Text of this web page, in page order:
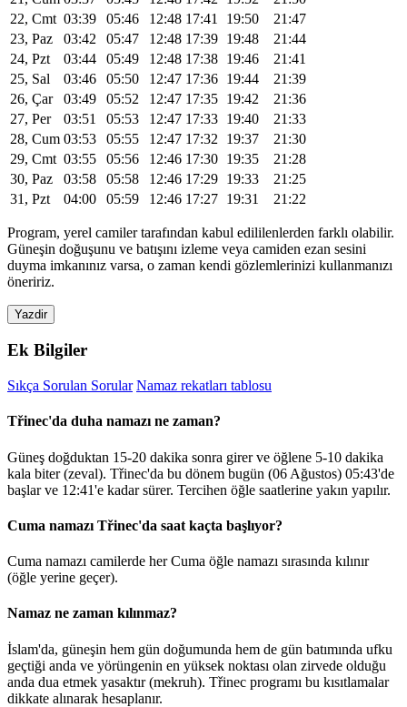
22, Cmt 03:39 05:46 12:48 17:41 19:50
21:47
23, Paz
03:42 05:47 12:48 17:39 19:48
21:44
24, Pzt
03:44 05:49 12:48 17:38 19:46
21:41
25, Sal
03:46 05:50 12:47 17:36 19:44
21:39
26, Çar
03:49 05:52 12:47 17:35 19:42
21:36
27, Per
03:51 05:53 12:47 17:33 19:40
21:33
28, Cum 03:53 05:55 12:47 17:32 19:37
21:30
29, Cmt 03:55 05:56 12:46 17:30 19:35
21:28
30, Paz
03:58 05:58 12:46 17:29 19:33
21:25
31, Pzt
04:00 05:59 12:46 17:27 19:31 21:22
Program, yerel camiler tarafından kabul edililenlerden farklı olabilir.
Güneşin doğuşunu ve batışını izleme veya camiden ezan sesini
duyma imkanınız varsa, o zaman kendi gözlemlerinizi kullanmanızı
öneririz.
Yazdir
Ek Bilgiler
Sıkça Sorulan Sorular Namaz rekatları tablosu
Třinec'da duha namazı ne zaman?
Güneş doğduktan 15-20 dakika sonra girer ve öğlene 5-10 dakika
kala biter (zeval). Třinec'da bu dönem bugün (06 Ağustos) 05:43'de
başlar ve 12:41'e kadar sürer. Tercihen öğle saatlerine yakın yapılır.
Cuma namazı Třinec'da saat kaçta başlıyor?
Cuma namazı camilerde her Cuma öğle namazı sırasında kılınır
(öğle yerine geçer).
Namaz ne zaman kılınmaz?
İslam'da, güneşin hem gün doğumunda hem de gün batımında ufku
geçtiği anda ve yörüngenin en yüksek noktası olan zirvede olduğu
anda dua etmek yasaktır (mekruh). Třinec programı bu kısıtlamalar
dikkate alınarak hesaplanır.